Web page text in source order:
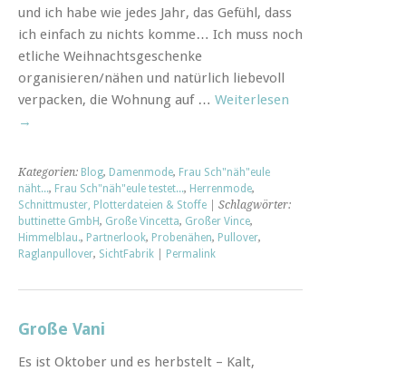
und ich habe wie jedes Jahr, das Gefühl, dass
ich einfach zu nichts komme… Ich muss noch
etliche Weihnachtsgeschenke
organisieren/nähen und natürlich liebevoll
verpacken, die Wohnung auf … Weiterlesen
→
Kategorien: Blog, Damenmode, Frau Sch"näh"eule
näht..., Frau Sch"näh"eule testet..., Herrenmode,
Schnittmuster, Plotterdateien & Stoffe | Schlagwörter:
buttinette GmbH, Große Vincetta, Großer Vince,
Himmelblau., Partnerlook, Probenähen, Pullover,
Raglanpullover, SichtFabrik Permalink
Große Vani
Es ist Oktober und es herbstelt – Kalt,